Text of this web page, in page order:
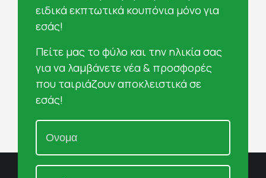
ειδικά εκπτωτικά κουπόνια μόνο για
εσάς!
Πείτε μας το φύλο και την ηλικία σας
για να λαμβάνετε νέα & προσφορές
που ταιριάζουν αποκλειστικά σε
εσάς!